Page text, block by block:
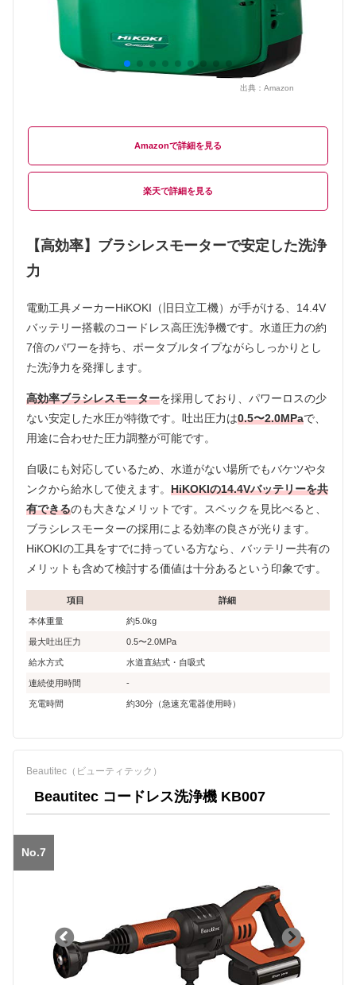
出典： Amazon
Amazon
楽天
【高効率】ブラシレスモーターで安定した洗浄
力
電動工具メーカーHiKOKI（旧日立工機）が手がける、14.4V
バッテリー搭載のコードレス高圧洗浄機です。水道圧力の約
7倍のパワーを持ち、ポータブルタイプながらしっかりとし
た洗浄力を発揮します。
高効率ブラシレスモーターを採用しており、パワーロスの少
ない安定した水圧が特徴です。吐出圧力は0.5〜2.0MPaで、
用途に合わせた圧力調整が可能です。
自吸にも対応しているため、水道がない場所でもバケツやタ
ンクから給水して使えます。 HiKOKIの14.4Vバッテリーを共
有できるのも大きなメリットです。スペックを見比べると、
ブラシレスモーターの採用による効率の良さが光ります。
HiKOKIの工具をすでに持っている方なら、バッテリー共有の
メリットも含めて検討する価値は十分あるという印象です。
項目 詳細
本体重量 約5.0kg
最大吐出圧力 0.5〜2.0MPa
給水方式 水道直結式・自吸式
連続使用時間 -
充電時間 約30分（急速充電器使用時）
Beautitec（ビューティテック）
Beautitec コードレス洗浄機 KB007
No.7